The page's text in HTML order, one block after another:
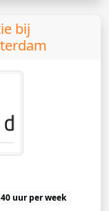
bij
uur per week